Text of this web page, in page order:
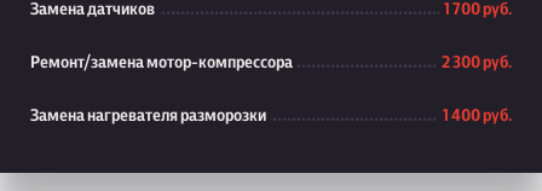
Замена датчиков 1 700 руб.
Ремонт/замена мотор-компрессора 2 300 руб.
Замена нагревателя разморозки 1 400 руб.